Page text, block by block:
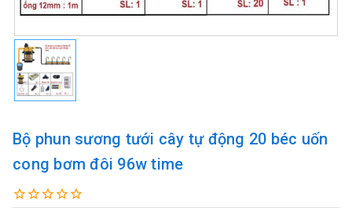
Bộ phun sương tưới cây tự động 20 béc uốn
cong bơm đôi 96w time